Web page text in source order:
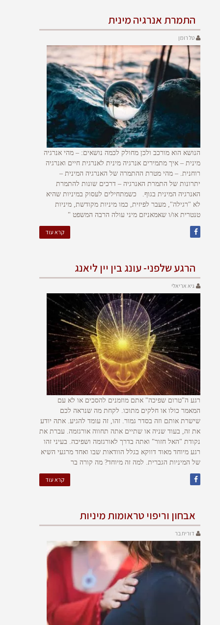
התמרת אנרגיה מינית
טל רומן
הנושא הוא מורכב ולכן מחולק לכמה נושאים: – מהי אנרגיה
מינית – איך מתמירים אנרגיה מינית לאנרגית חיים ואנרגיה
רוחנית. – מהי מטרת ההתמרה של האנרגיה המינית –
יתרונות של התמרת האנרגיה – דרכים שונות להתמרת
האנרגיה המינית בגוף. כשמתחילים לעסוק במיניות שהיא
לא "רגילה", מעבר לפיזית, כמו מיניות מקודשת, מיניות
טנטרית או/ו שאמאניזם מיני עולה הרבה המשפט "
קרא עוד
הרגע שלפני- עונג בין יין ליאנג
גיא אריאלי
רגע ה"טרום שפיכה" אתם מוזמנים להסכים או לא עם
המאמר כולו או חלקים מתוכו. לקחת מה שנראה לכם
שישרת אותם וזה בסדר גמור. זהו, זה עומד להגיע. אתה יודע
את זה, בעוד שניה או שתיים אתה תחווה אורגזמה. עברת את
נקודת "האל חזור" ואתה בדרך לאורגזמה ושפיכה. בעיני זהו
רגע מיוחד מאוד דווקא בגלל הוודאות שבו ואחד מרגעי השיא
של המיניות הגברית. למה זה מיוחד? מה קורה בר
קרא עוד
אבחון וריפוי טראומות מיניות
דורית בר